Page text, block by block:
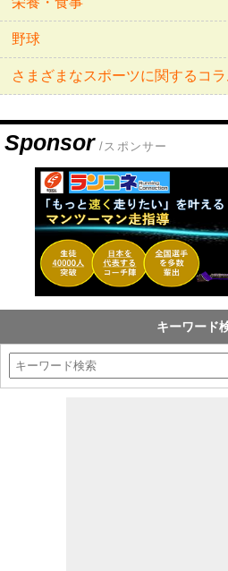
野球
さまざまなスポーツに関するコ
Sponsor /スポンサー
キーワード